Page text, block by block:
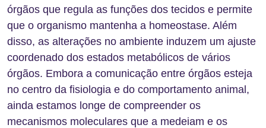
órgãos que regula as funções dos tecidos e permite
que o organismo mantenha a homeostase. Além
disso, as alterações no ambiente induzem um ajuste
coordenado dos estados metabólicos de vários
órgãos. Embora a comunicação entre órgãos esteja
no centro da fisiologia e do comportamento animal,
ainda estamos longe de compreender os
mecanismos moleculares que a medeiam e os